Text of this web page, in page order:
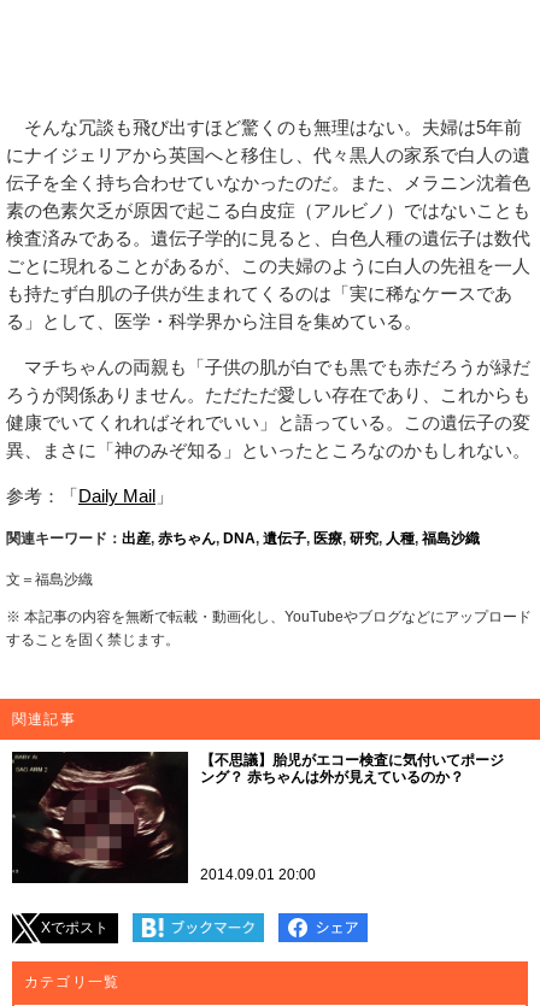
そんな冗談も飛び出すほど驚くのも無理はない。夫婦は5年前
にナイジェリアから英国へと移住し、代々黒人の家系で白人の遺
伝子を全く持ち合わせていなかったのだ。また、メラニン沈着色
素の色素欠乏が原因で起こる白皮症（アルビノ）ではないことも
検査済みである。遺伝子学的に見ると、白色人種の遺伝子は数代
ごとに現れることがあるが、この夫婦のように白人の先祖を一人
も持たず白肌の子供が生まれてくるのは「実に稀なケースであ
る」として、医学・科学界から注目を集めている。
マチちゃんの両親も「子供の肌が白でも黒でも赤だろうが緑だ
ろうが関係ありません。ただただ愛しい存在であり、これからも
健康でいてくれればそれでいい」と語っている。この遺伝子の変
異、まさに「神のみぞ知る」といったところなのかもしれない。
参考：「Daily Mail 」
関連キーワード： 出産, 赤ちゃん, DNA, 遺伝子, 医療, 研究, 人種, 福島沙織
文＝福島沙織
※ 本記事の内容を無断で転載・動画化し、YouTubeやブログなどにアップロード
することを固く禁じます。
関連記事
【不思議】胎児がエコー検査に気付いてポージ
ング？ 赤ちゃんは外が見えているのか？
2014.09.01 20:00
Xでポスト
カテゴリ一覧